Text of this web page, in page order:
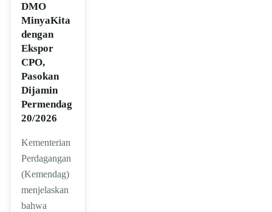
DMO
MinyaKita
dengan
Ekspor
CPO,
Pasokan
Dijamin
Permendag
20/2026
Kementerian
Perdagangan
(Kemendag)
menjelaskan
bahwa